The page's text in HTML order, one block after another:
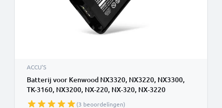
ACCU'S
Batterij voor Kenwood NX3320, NX3220, NX3300,
TK-3160, NX3200, NX-220, NX-320, NX-3220
3300mAh Lithium Ion van CELLONIC
(3 beoordelingen)